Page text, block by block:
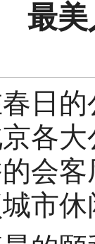
最
的公
各
会
市